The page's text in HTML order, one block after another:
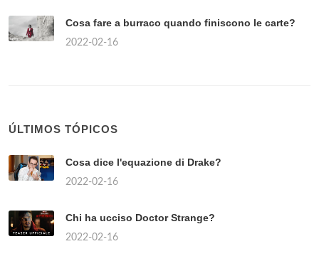
Cosa fare a burraco quando finiscono le carte?
2022-02-16
ÚLTIMOS TÓPICOS
Cosa dice l'equazione di Drake?
2022-02-16
Chi ha ucciso Doctor Strange?
2022-02-16